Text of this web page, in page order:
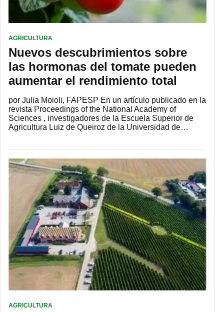
AGRICULTURA
Nuevos descubrimientos sobre
las hormonas del tomate pueden
aumentar el rendimiento total
por Julia Moioli, FAPESP En un artículo publicado en la
revista Proceedings of the National Academy of
Sciences , investigadores de la Escuela Superior de
Agricultura Luiz de Queiroz de la Universidad de…
AGRICULTURA